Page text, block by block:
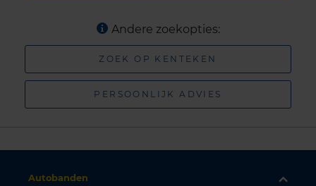
Andere zoekopties:
ZOEK OP KENTEKEN
PERSOONLIJK ADVIES
Autobanden